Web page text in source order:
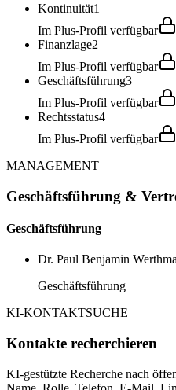
Kontinuität1
Im Plus-Profil verfügbar
Finanzlage2
Im Plus-Profil verfügbar
Geschäftsführung3
Im Plus-Profil verfügbar
Rechtsstatus4
Im Plus-Profil verfügbar
MANAGEMENT
Geschäftsführung &
Geschäftsführung
Dr. Paul Benjamin
Geschäftsführung
KI-KONTAKTSUCHE
Kontakte recherchieren
KI-gestützte Recherche nach